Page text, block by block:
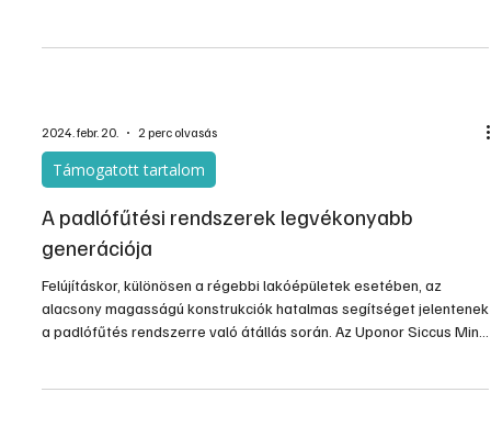
2024. febr. 20. 2 perc olvasás
Támogatott tartalom
A padlófűtési rendszerek legvékonyabb
generációja
Felújításkor, különösen a régebbi lakóépületek esetében, az
alacsony magasságú konstrukciók hatalmas segítséget jelentenek
a padlófűtés rendszerre való átállás során. Az Uponor Siccus Mini